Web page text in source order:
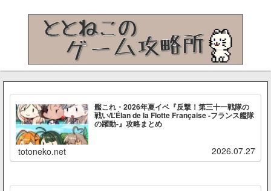
艦これ・2026年夏イベ『反撃！第三十一戦隊の
戦い/L’Élan de la Flotte Française -フランス艦隊
の躍動-』攻略まとめ
totoneko.net 2026.07.27